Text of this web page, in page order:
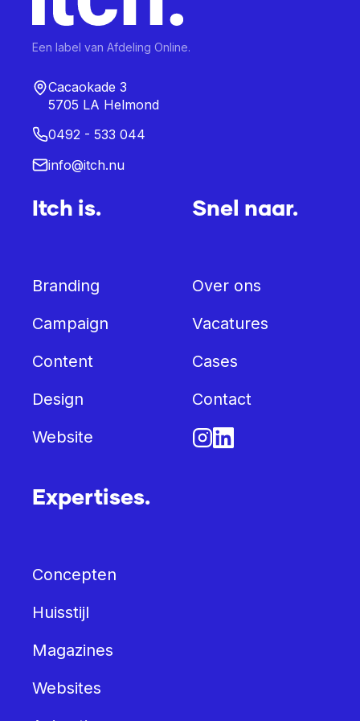
Een label van Afdeling Online.
Cacaokade 3
5705 LA Helmond
0492 - 533 044
info@itch.nu
Itch is.
Branding
Campaign
Content
Design
Website
Snel naar.
Over ons
Vacatures
Cases
Contact
Expertises.
Concepten
Huisstijl
Magazines
Websites